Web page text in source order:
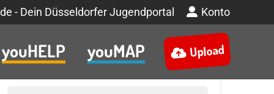
- Dein Düsseldorfer Jugendportal Konto
youHELP youMAP Upload